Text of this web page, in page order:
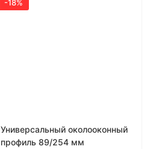
-18%
Универсальный околооконный
профиль 89/254 мм